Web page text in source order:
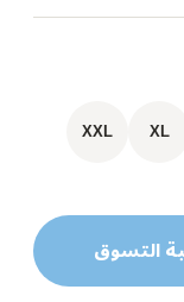
XL
XXL
التسوق